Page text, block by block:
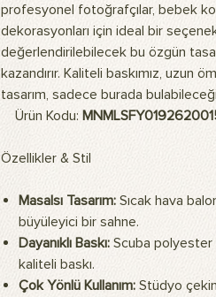
profesyonel fotoğrafçılar, bebek
dekorasyonları için ideal bir
değerlendirilebilecek bu özgün
kazandırır. Kaliteli baskımız, uzun
tasarım, sadece burada
Ürün Kodu:
Özellikler & Stil
Masalsı Tasarım: Sıcak hava
büyüleyici bir sahne.
Dayanıklı Baskı: Scuba
kaliteli baskı.
Çok Yönlü Kullanım: Stüdyo